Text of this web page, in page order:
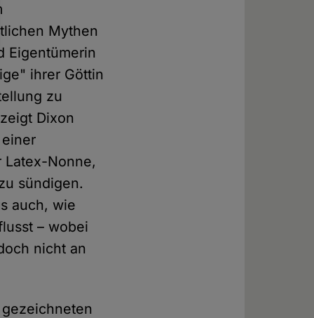
Mythen
Eigentümerin
ihrer Göttin
zu
Dixon
Latex-Nonne,
sündigen.
auch, wie
– wobei
nicht an